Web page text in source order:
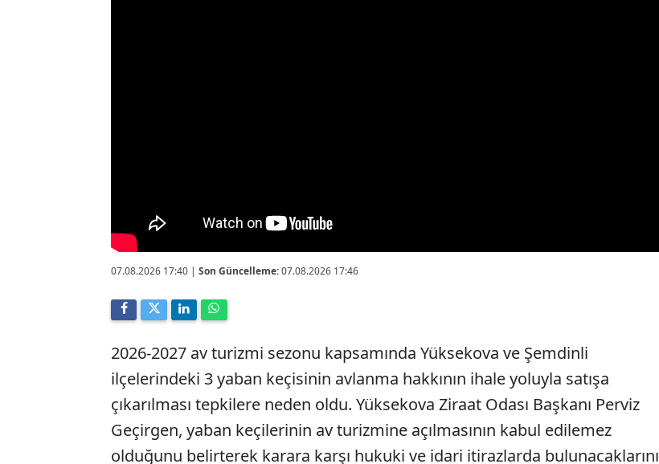
07.08.2026 17:40 | Son Güncelleme:07.08.2026 17:46
2026-2027 av turizmi sezonu kapsamında Yüksekova ve Şemdinli
ilçelerindeki 3 yaban keçisinin avlanma hakkının ihale yoluyla satışa
çıkarılması tepkilere neden oldu. Yüksekova Ziraat Odası Başkanı Perviz
Geçirgen, yaban keçilerinin av turizmine açılmasının kabul edilemez
olduğunu belirterek karara karşı hukuki ve idari itirazlarda bulunacaklarını